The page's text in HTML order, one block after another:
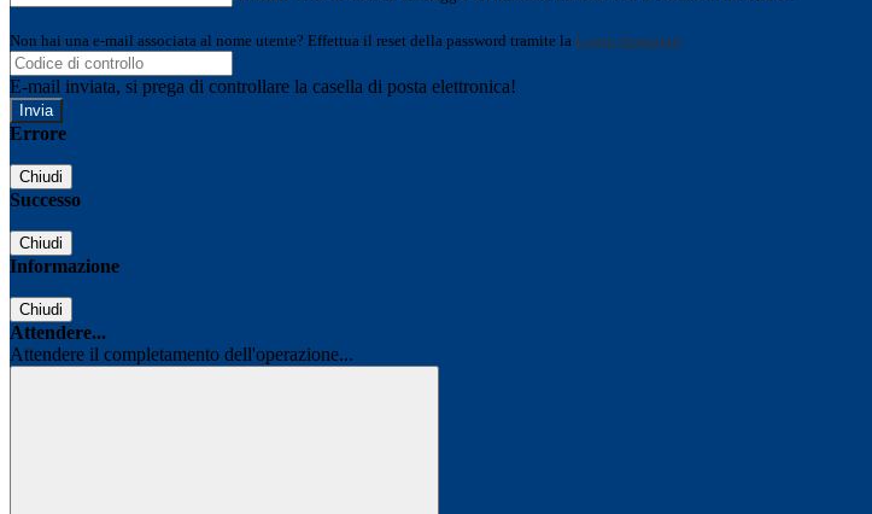
Non hai una e-mail associata al nome utente? Effettua il reset della password tramite la Login Spaggiari
E-mail inviata, si prega di controllare la casella di posta elettronica!
Errore
Chiudi
Successo
Chiudi
Informazione
Chiudi
Attendere...
Attendere il completamento dell'operazione...